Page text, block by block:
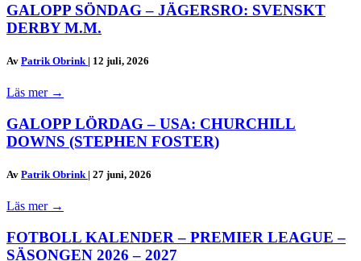
GALOPP SÖNDAG – JÄGERSRO: SVENSKT
DERBY M.M.
Av Patrik Obrink | 12 juli, 2026
Läs mer →
GALOPP LÖRDAG – USA: CHURCHILL
DOWNS (STEPHEN FOSTER)
Av Patrik Obrink | 27 juni, 2026
Läs mer →
FOTBOLL KALENDER – PREMIER LEAGUE –
SÄSONGEN 2026 – 2027